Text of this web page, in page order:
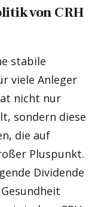
von CRH
stabile
viele Anleger
nicht nur
sondern diese
die auf
Pluspunkt.
Dividende